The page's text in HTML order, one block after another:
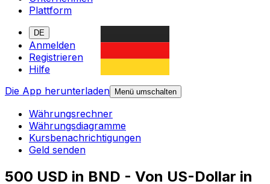
Plattform
DE
Anmelden
Registrieren
Hilfe
Die App herunterladen
Menü umschalten
Währungsrechner
Währungsdiagramme
Kursbenachrichtigungen
Geld senden
500 USD in BND - Von US-Dollar in